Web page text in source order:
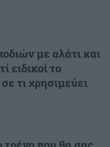
με αλάτι και
ειδικοί το
τι χρησιμεύει